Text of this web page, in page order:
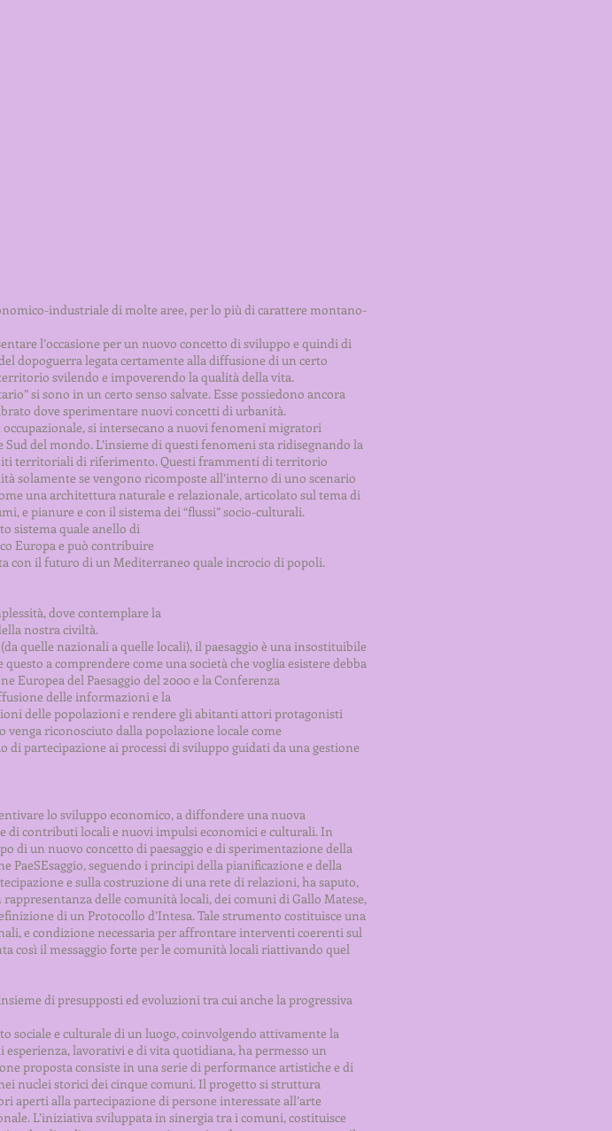
industriale di molte aree, per lo più di carattere montano-
l’occasione per un nuovo concetto di sviluppo e quindi di
dopoguerra legata certamente alla diffusione di un certo
svilendo e impoverendo la qualità della vita.
si sono in un certo senso salvate. Esse possiedono ancora
dove sperimentare nuovi concetti di urbanità.
si intersecano a nuovi fenomeni migratori
del mondo. L’insieme di questi fenomeni sta ridisegnando la
territoriali di riferimento. Questi frammenti di territorio
solamente se vengono ricomposte all’interno di uno scenario
una architettura naturale e relazionale, articolato sul tema di
e pianure e con il sistema dei “flussi” socio-culturali.
sistema quale anello di
Europa e può contribuire
con il futuro di un Mediterraneo quale incrocio di popoli.
dove contemplare la
nostra civiltà.
quelle nazionali a quelle locali), il paesaggio è una insostituibile
a comprendere come una società che voglia esistere debba
Europea del Paesaggio del 2000 e la Conferenza
delle informazioni e la
delle popolazioni e rendere gli abitanti attori protagonisti
venga riconosciuto dalla popolazione locale come
partecipazione ai processi di sviluppo guidati da una gestione
lo sviluppo economico, a diffondere una nuova
di contributi locali e nuovi impulsi economici e culturali. In
di un nuovo concetto di paesaggio e di sperimentazione della
seguendo i principi della pianificazione e della
e sulla costruzione di una rete di relazioni, ha saputo,
delle comunità locali, dei comuni di Gallo Matese,
di un Protocollo d’Intesa. Tale strumento costituisce una
e condizione necessaria per affrontare interventi coerenti sul
così il messaggio forte per le comunità locali riattivando quel
di presupposti ed evoluzioni tra cui anche la progressiva
e culturale di un luogo, coinvolgendo attivamente la
lavorativi e di vita quotidiana, ha permesso un
proposta consiste in una serie di performance artistiche e di
nuclei storici dei cinque comuni. Il progetto si struttura
aperti alla partecipazione di persone interessate all’arte
L’iniziativa sviluppata in sinergia tra i comuni, costituisce